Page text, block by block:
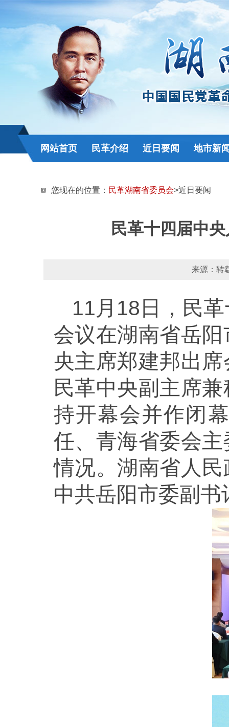
网站首页 民革介绍 近日要闻 地市新
您现在的位置： 民革湖南省委员会>近日要闻
民革十四届中
来源：
11月18日，民
会议在湖南省岳
央主席郑建邦出
民革中央副主席
持开幕会并作闭
任、青海省委会
情况。湖南省人
中共岳阳市委副